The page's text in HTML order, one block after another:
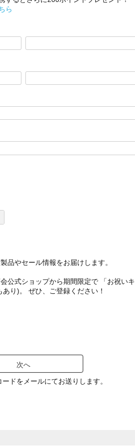
ら
品やセール情報をお届けします。
公式ショップから期間限定で 「お祝い
り)。 ぜひ、ご登録ください！
次へ
ドをメールにてお送りします。